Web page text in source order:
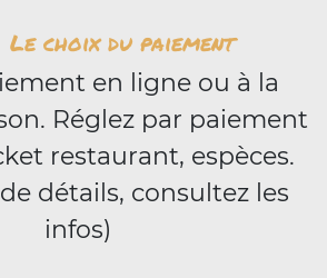
Le choix du paiement
en ligne ou à la
Réglez par paiement
restaurant, espèces.
détails, consultez les
infos)